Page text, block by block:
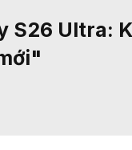
S26 Ultra: